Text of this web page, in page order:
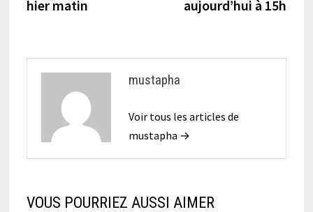
hier matin aujourd’hui à 15h
mustapha
Voir tous les articles de
mustapha →
VOUS POURRIEZ AUSSI AIMER